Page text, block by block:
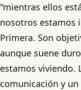
"mientras ellos
nosotros estamos
Primera. Son
aunque suene
estamos viviendo.
comunicación y